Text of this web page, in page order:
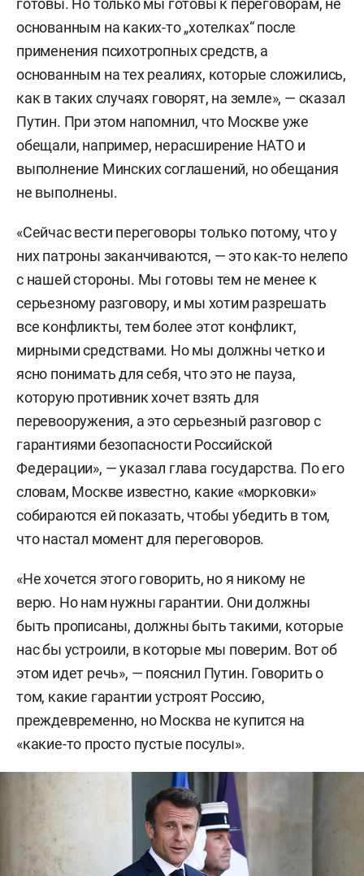
основанным на каких-то „хотелках“ после
применения психотропных средств, а
основанным на тех реалиях, которые сложились,
как в таких случаях говорят, на земле», — сказал
Путин. При этом напомнил, что Москве уже
обещали, например, нерасширение НАТО и
выполнение Минских соглашений, но обещания
не выполнены.
«Сейчас вести переговоры только потому, что у
них патроны заканчиваются, — это как-то нелепо
с нашей стороны. Мы готовы тем не менее к
серьезному разговору, и мы хотим разрешать
все конфликты, тем более этот конфликт,
мирными средствами. Но мы должны четко и
ясно понимать для себя, что это не пауза,
которую противник хочет взять для
перевооружения, а это серьезный разговор с
гарантиями безопасности Российской
Федерации», — указал глава государства. По его
словам, Москве известно, какие «морковки»
собираются ей показать, чтобы убедить в том,
что настал момент для переговоров.
«Не хочется этого говорить, но я никому не
верю. Но нам нужны гарантии. Они должны
быть прописаны, должны быть такими, которые
нас бы устроили, в которые мы поверим. Вот об
этом идет речь», — пояснил Путин. Говорить о
том, какие гарантии устроят Россию,
преждевременно, но Москва не купится на
«какие-то просто пустые посулы».